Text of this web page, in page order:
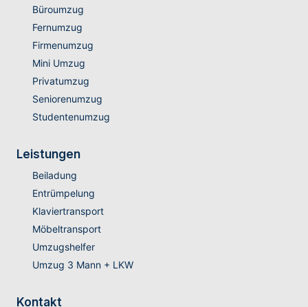
Büroumzug
Fernumzug
Firmenumzug
Mini Umzug
Privatumzug
Seniorenumzug
Studentenumzug
Leistungen
Beiladung
Entrümpelung
Klaviertransport
Möbeltransport
Umzugshelfer
Umzug 3 Mann + LKW
Kontakt